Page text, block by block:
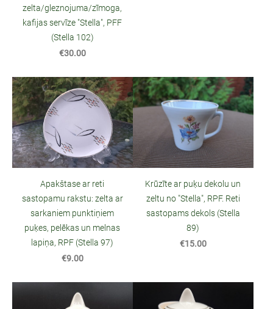
zelta/gleznojuma/zīmoga,
kafijas servīze "Stella", PFF
(Stella 102)
€30.00
Apakštase ar reti
sastopamu rakstu: zelta ar
sarkaniem punktiņiem
puķes, pelēkas un melnas
lapiņa, RPF (Stella 97)
€9.00
Krūzīte ar puķu dekolu un
zeltu no "Stella", RPF. Reti
sastopams dekols (Stella
89)
€15.00